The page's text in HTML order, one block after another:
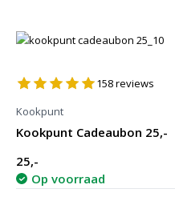
158reviews
Kookpunt
Kookpunt Cadeaubon 25,-
25,-
Op voorraad